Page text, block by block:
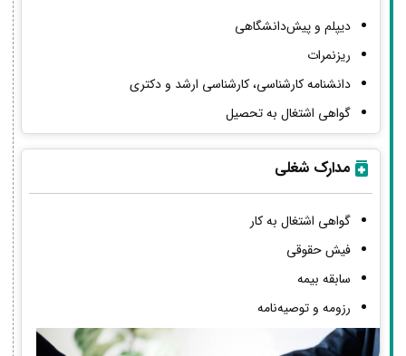
دیپلم و پیش‌دانشگاهی
ریزنمرات
دانشنامه کارشناسی، کارشناسی ارشد و دکتری
گواهی اشتغال به تحصیل
مدارک شغلی
گواهی اشتغال به کار
فیش حقوقی
سابقه بیمه
رزومه و توصیه‌نامه